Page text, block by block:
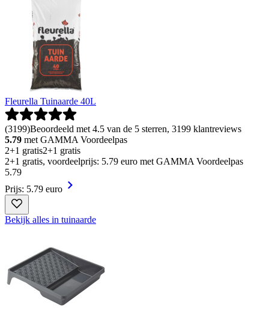
Fleurella Tuinaarde 40L
(3199)Beoordeeld met 4.5 van de 5 sterren, 3199 klantreviews
5.79 met GAMMA Voordeelpas
2+1 gratis2+1 gratis
2+1 gratis, voordeelprijs: 5.79 euro met GAMMA Voordeelpas
5.79
Prijs: 5.79 euro
Bekijk alles in tuinaarde